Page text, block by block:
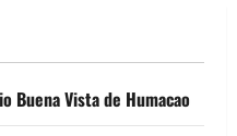
Buena Vista de Humacao